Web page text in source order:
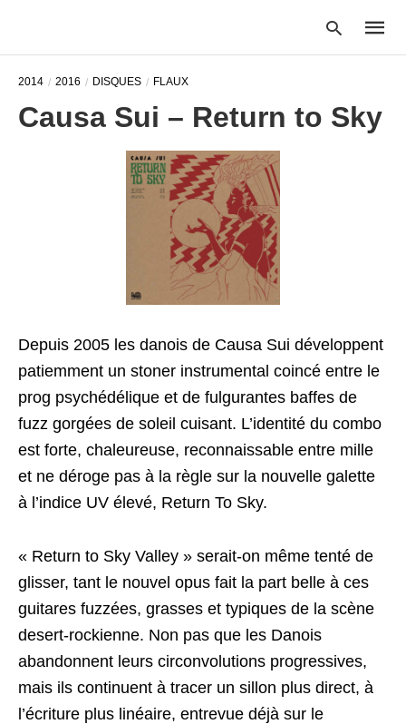
2014 2016 DISQUES FLAUX
Causa Sui – Return to Sky
Depuis 2005 les danois de Causa Sui développent
patiemment un stoner instrumental coincé entre le
prog psychédélique et de fulgurantes baffes de
fuzz gorgées de soleil cuisant. L’identité du combo
est forte, chaleureuse, reconnaissable entre mille
et ne déroge pas à la règle sur la nouvelle galette
à l’indice UV élevé, Return To Sky.
« Return to Sky Valley » serait-on même tenté de
glisser, tant le nouvel opus fait la part belle à ces
guitares fuzzées, grasses et typiques de la scène
desert-rockienne. Non pas que les Danois
abandonnent leurs circonvolutions progressives,
mais ils continuent à tracer un sillon plus direct, à
l’écriture plus linéaire, entrevue déjà sur le